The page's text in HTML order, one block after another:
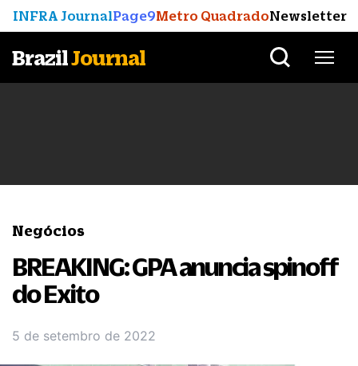
INFRA JournalPage9Metro QuadradoNewsletter
BrazilJournal
Negócios
BREAKING: GPA anuncia spinoff
do Exito
5 de setembro de 2022